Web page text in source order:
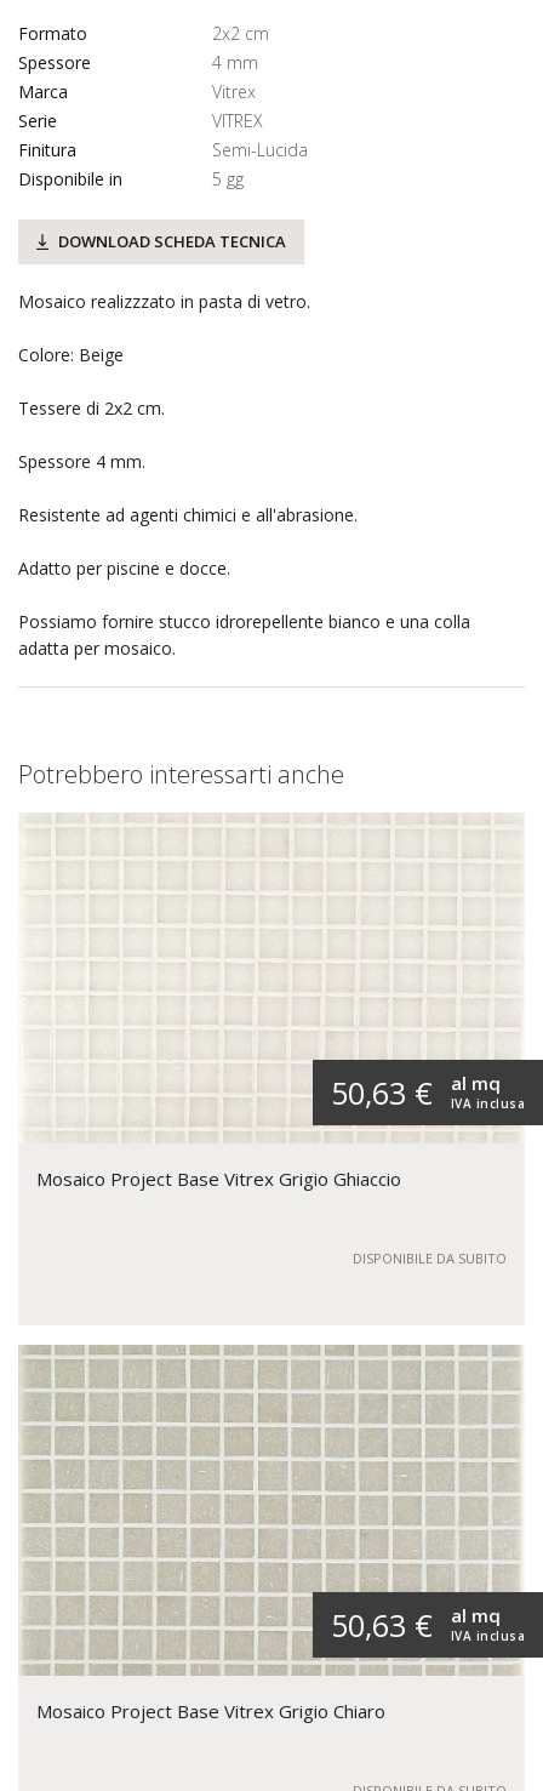
Formato
2x2 cm
Spessore
4 mm
Marca
Vitrex
Serie
VITREX
Finitura
Semi-Lucida
Disponibile in
5 gg
DOWNLOAD SCHEDA TECNICA
Mosaico realizzzato in pasta di vetro.
Colore: Beige
Tessere di 2x2 cm.
Spessore 4 mm.
Resistente ad agenti chimici e all'abrasione.
Adatto per piscine e docce.
Possiamo fornire stucco idrorepellente bianco e una colla
adatta per mosaico.
Potrebbero interessarti anche
50,63 € IVA inclusa
al mq
Mosaico Project Base Vitrex Grigio Ghiaccio
DISPONIBILE DA SUBITO
50,63 € IVA inclusa
al mq
Mosaico Project Base Vitrex Grigio Chiaro